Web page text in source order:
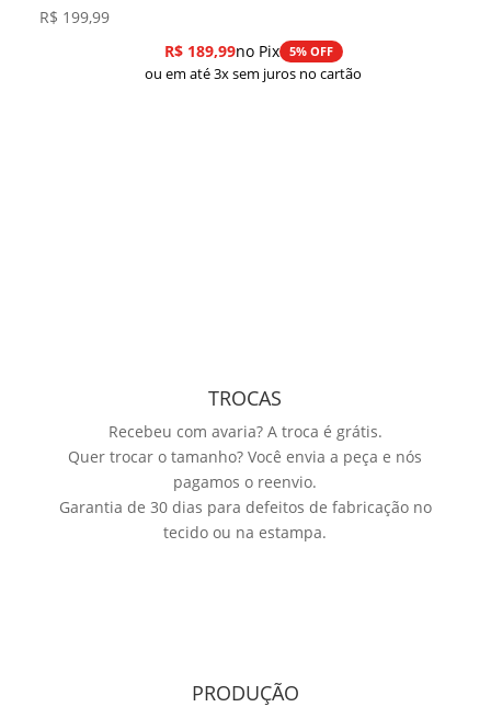
R$ 199,99
R$189,99no Pix 5% OFF
ou em até 3x sem juros no cartão
TROCAS
Recebeu com avaria? A troca é grátis.
Quer trocar o tamanho? Você envia a peça e nós
pagamos o reenvio.
Garantia de 30 dias para defeitos de fabricação no
tecido ou na estampa.
PRODUÇÃO